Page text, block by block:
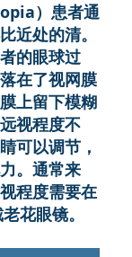
）患者通
近处的清。
的眼球过
在了视网膜
上留下模糊
视程度不
可以调节，
。通常来
程度需要在
花眼镜。